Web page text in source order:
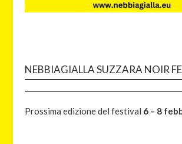
NEBBIAGIALLA SUZZARA NOIR
Prossima edizione del festival 6 – 8